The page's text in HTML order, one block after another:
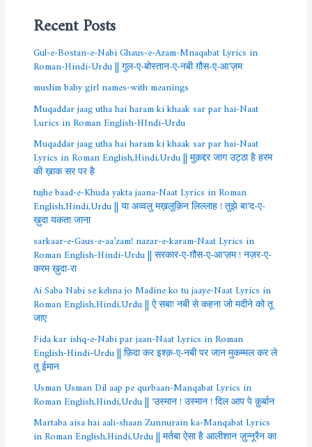
Recent Posts
Gul-e-Bostan-e-Nabi Ghaus-e-Azam-Mnaqabat Lyrics in
Roman-Hindi-Urdu || गुल-ए-बोस्तान-ए-नबी ग़ौस-ए-आ’ज़म
muslim baby girl names-with meanings
Muqaddar jaag utha hai haram ki khaak sar par hai-Naat
Lurics in Roman English-HIndi-Urdu
Muqaddar jaag utha hai haram ki khaak sar par hai-Naat
Lyrics in Roman English,Hindi,Urdu || मुक़द्दर जाग उट्ठा है हरम
की ख़ाक सर पर है
tujhe baad-e-Khuda yakta jaana-Naat Lyrics in Roman
English,Hindi,Urdu || या अव्वलु मख़लूक़िन लिल्लाह ! तुझे बा’द-ए-
ख़ुदा यकता जाना
sarkaar-e-Gaus-e-aa’zam! nazar-e-karam-Naat Lyrics in
Roman English-Hindi-Urdu || सरकार-ए-ग़ौस-ए-आ’ज़म ! नज़र-ए-
करम ख़ुदा-रा
Ai Saba Nabi se kehna jo Madine ko tu jaaye-Naat Lyrics in
Roman English,Hindi,Urdu || ऐ सबा! नबी से कहना जो मदीने को तू
जाए
Fida kar ishq-e-Nabi par jaan-Naat Lyrics in Roman
English-Hindi-Urdu || फ़िदा कर इश्क़-ए-नबी पर जान मुकम्मल कर ले
तू ईमान
Usman Usman Dil aap pe qurbaan-Manqabat Lyrics in
Roman English,Hindi,Urdu || ‘उस्मान ! उस्मान ! दिल आप पे क़ुर्बान
Martaba aisa hai aali-shaan Zunnurain ka-Manqabat Lyrics
in Roman English,Hindi,Urdu || मर्तबा ऐसा है आलीशान ज़ुन्नूरैन का